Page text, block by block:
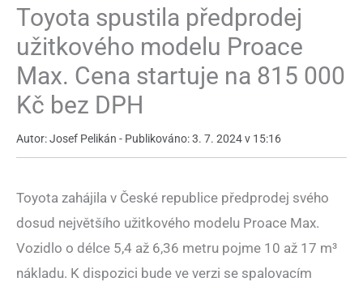
Toyota spustila předprodej
užitkového modelu Proace
Max. Cena startuje na 815 000
Kč bez DPH
Autor: Josef Pelikán - Publikováno: 3. 7. 2024 v 15:16
Toyota zahájila v České republice předprodej svého
dosud největšího užitkového modelu Proace Max.
Vozidlo o délce 5,4 až 6,36 metru pojme 10 až 17 m³
nákladu. K dispozici bude ve verzi se spalovacím